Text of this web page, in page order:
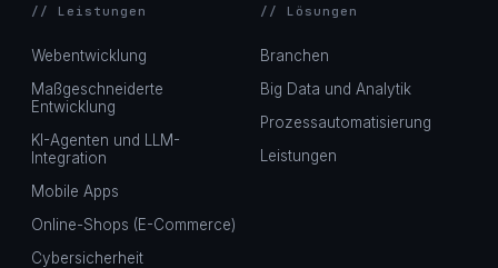
// Leistungen
Webentwicklung
Maßgeschneiderte
Entwicklung
KI-Agenten und LLM-
Integration
Mobile Apps
Online-Shops (E-Commerce)
Cybersicherheit
// Lösungen
Branchen
Big Data und Analytik
Prozessautomatisierung
Leistungen